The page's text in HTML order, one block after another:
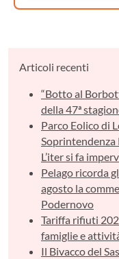
Articoli recenti
“Botto al
della 47ª
Parco Eolico di
Soprintendenza
L’iter si fa
Pelago ricorda
agosto la
Podernovo
Tariffa rifiuti
famiglie e
Il Bivacco del